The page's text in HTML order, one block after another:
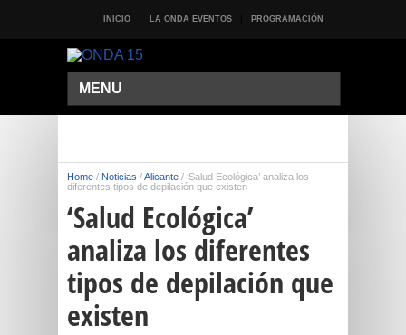
INICIO LA ONDA EVENTOS PROGRAMACIÓN
MENU
Home / Noticias /Alicante / ‘Salud Ecológica’ analiza los
diferentes tipos de depilación que existen
‘Salud Ecológica’
analiza los diferentes
tipos de depilación que
existen